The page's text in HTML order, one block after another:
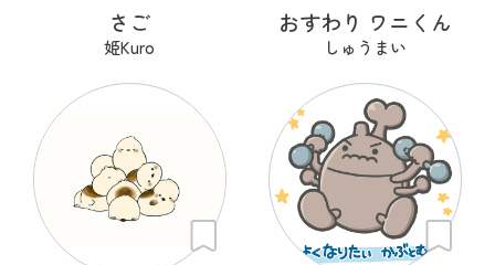
さご
姫Kuro
おすわり ワニくん
しゅうまい